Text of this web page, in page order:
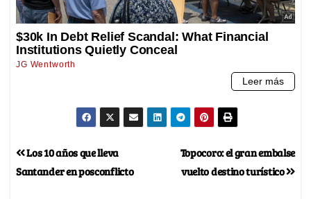
Topocoro: el gran embalse
vuelto destino turístico
Los 10 años que lleva
Santander en posconflicto